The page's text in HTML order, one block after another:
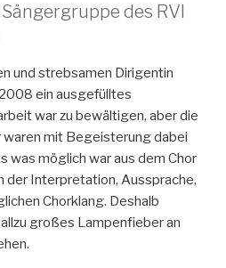
des RVI
und strebsamen Dirigentin
ein ausgefülltes
war zu bewältigen, aber die
waren mit Begeisterung dabei
was möglich war aus dem Chor
der Interpretation, Aussprache,
Chorklang. Deshalb
großes Lampenfieber an